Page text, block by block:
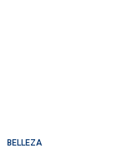
BELLEZA